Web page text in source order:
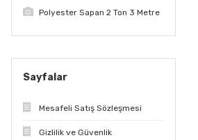
Polyester Sapan 2 Ton 3 Metre
Sayfalar
Mesafeli Satış Sözleşmesi
Gizlilik ve Güvenlik